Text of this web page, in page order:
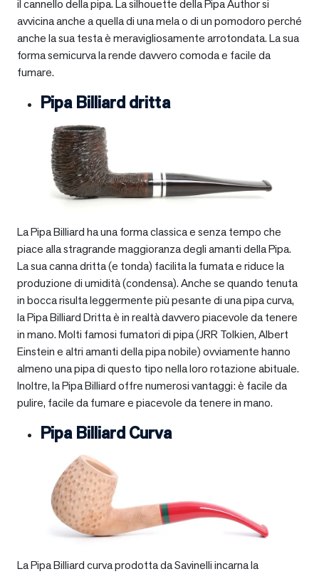
il cannello della pipa. La silhouette della Pipa Author si
avvicina anche a quella di una mela o di un pomodoro perché
anche la sua testa è meravigliosamente arrotondata. La sua
forma semicurva la rende davvero comoda e facile da
fumare.
Pipa Billiard dritta
La Pipa Billiard ha una forma classica e senza tempo che
piace alla stragrande maggioranza degli amanti della Pipa.
La sua canna dritta (e tonda) facilita la fumata e riduce la
produzione di umidità (condensa). Anche se quando tenuta
in bocca risulta leggermente più pesante di una pipa curva,
la Pipa Billiard Dritta è in realtà davvero piacevole da tenere
in mano. Molti famosi fumatori di pipa (JRR Tolkien, Albert
Einstein e altri amanti della pipa nobile) ovviamente hanno
almeno una pipa di questo tipo nella loro rotazione abituale.
Inoltre, la Pipa Billiard offre numerosi vantaggi: è facile da
pulire, facile da fumare e piacevole da tenere in mano.
Pipa Billiard Curva
La Pipa Billiard curva prodotta da Savinelli incarna la